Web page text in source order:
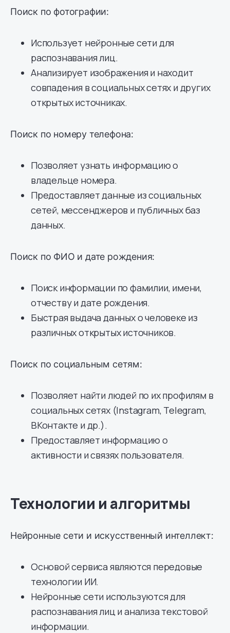
Поиск по фотографии:
Использует нейронные сети для
распознавания лиц.
Анализирует изображения и находит
совпадения в социальных сетях и других
открытых источниках.
Поиск по номеру телефона:
Позволяет узнать информацию о
владельце номера.
Предоставляет данные из социальных
сетей, мессенджеров и публичных баз
данных.
Поиск по ФИО и дате рождения:
Поиск информации по фамилии, имени,
отчеству и дате рождения.
Быстрая выдача данных о человеке из
различных открытых источников.
Поиск по социальным сетям:
Позволяет найти людей по их профилям в
социальных сетях (Instagram, Telegram,
ВКонтакте и др.).
Предоставляет информацию о
активности и связях пользователя.
Технологии и алгоритмы
Нейронные сети и искусственный интеллект:
Основой сервиса являются передовые
технологии ИИ.
Нейронные сети используются для
распознавания лиц и анализа текстовой
информации.